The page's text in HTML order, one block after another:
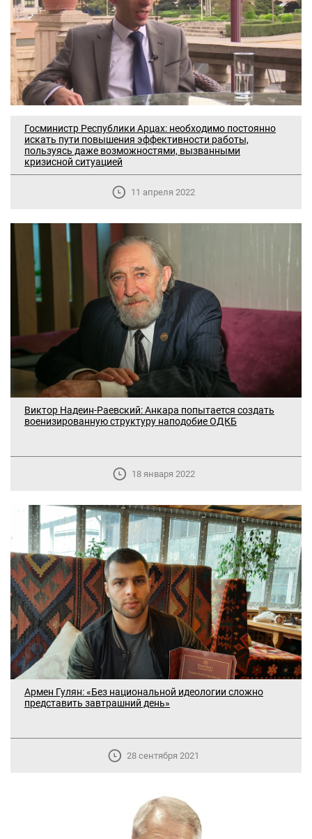
Госминистр Республики Арцах: необходимо постоянно
искать пути повышения эффективности работы,
пользуясь даже возможностями, вызванными
кризисной ситуацией
11 апреля 2022
Виктор Надеин-Раевский: Анкара попытается создать
военизированную структуру наподобие ОДКБ
18 января 2022
Армен Гулян: «Без национальной идеологии сложно
представить завтрашний день»
28 сентября 2021